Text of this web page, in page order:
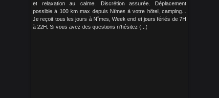
et relaxation au calme. Discrétion assurée. Déplacement
possible à 100 km max depuis Nîmes à votre hôtel, camping...
Je reçoit tous les jours à Nîmes, Week end et jours fériés de 7H
à 22H. Si vous avez des questions n'hésitez (...)